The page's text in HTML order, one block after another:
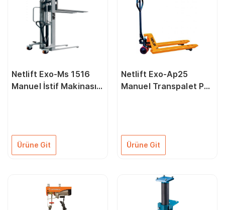
Netlift Exo-Ms 1516
Manuel İstif Makinası
Ürüne Git
Netlift Exo-Ap25
Manuel Transpalet Pu
Ürüne Git